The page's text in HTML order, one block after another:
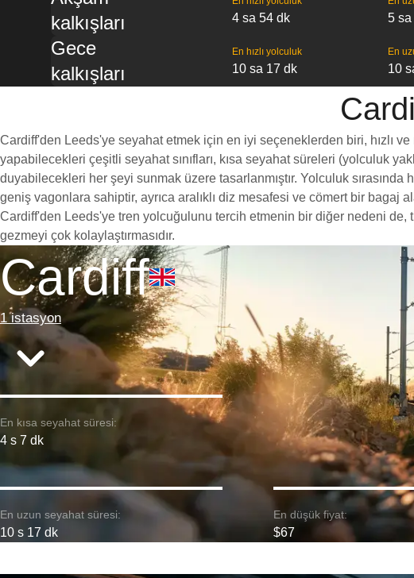
kalkışları
4 sa 54 dk 5 sa
Gece
kalkışları
En hızlı yolculuk
10 sa 17 dk
En
10
Cardiff'den Leeds'ye seyahat etmek için en iyi seçeneklerden biri, hızlı
yapabilecekleri çeşitli seyahat sınıfları, kısa seyahat süreleri (yolculuk
duyabilecekleri her şeyi sunmak üzere tasarlanmıştır. Yolculuk
geniş vagonlara sahiptir, ayrıca aralıklı diz mesafesi ve cömert bir bagaj
Cardiff'den Leeds'ye tren yolcuğulunu tercih etmenin bir diğer nedeni de,
gezmeyi çok kolaylaştırmasıdır.
Cardiff
1 istasyon
En kısa seyahat süresi:
4 s 7 dk
En uzun seyahat süresi:
10 s 17 dk
En düşük fiyat:
$67